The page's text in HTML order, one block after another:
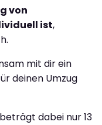
von
ist,
mit dir ein
deinen Umzug
beträgt dabei nur 13